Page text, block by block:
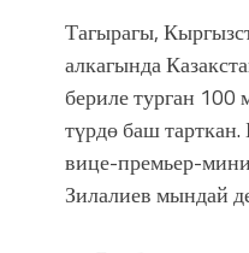
Мээрим
жолугушууга
Латын арибиндеги
Тоо” журналынын
редакторлору...
“КАРА КЕМПИР”:
ТҮБӨЛҮК СИМВОЛУ
Кыргызстандагы эң
Тагырагы,
алкагында
бериле турган
түрдө баш
вице-премьер-
Зилалиев мындай